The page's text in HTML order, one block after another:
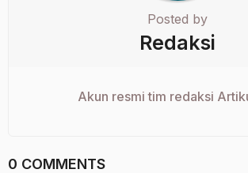
Posted by
Redaksi
Akun resmi tim redaksi
0 COMMENTS